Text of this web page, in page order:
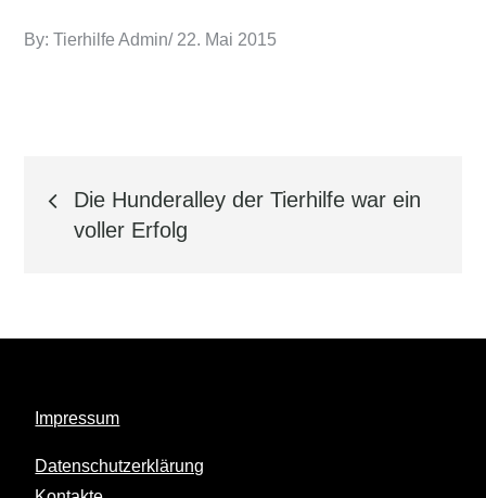
By:Tierhilfe AdminPosted
22. Mai 2015
Beitrags-
Navigation
Die Hunderalley der Tierhilfe war ein
voller Erfolg
Impressum
Datenschutzerklärung